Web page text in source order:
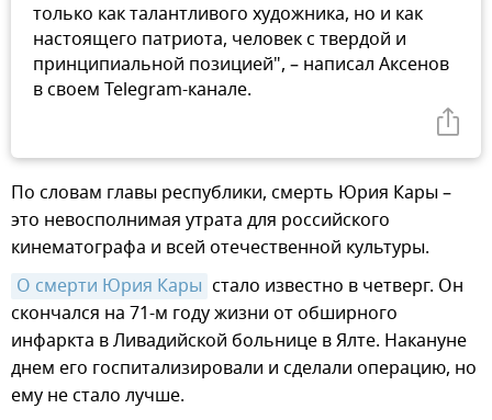
только как талантливого художника, но и как
настоящего патриота, человек с твердой и
принципиальной позицией", – написал Аксенов
в своем Telegram-канале.
По словам главы республики, смерть Юрия Кары –
это невосполнимая утрата для российского
кинематографа и всей отечественной культуры.
О смерти Юрия Кары стало известно в четверг. Он
скончался на 71-м году жизни от обширного
инфаркта в Ливадийской больнице в Ялте. Накануне
днем его госпитализировали и сделали операцию, но
ему не стало лучше.